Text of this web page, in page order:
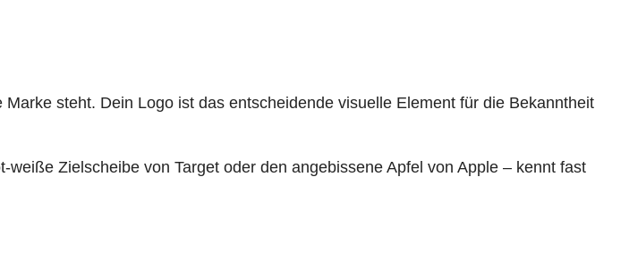
Marke steht. Dein Logo ist das entscheidende visuelle Element für die Bekanntheit
Zielscheibe von Target oder den angebissene Apfel von Apple – kennt fast